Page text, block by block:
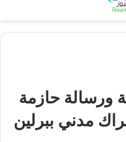
ورسالة حازمة
مدني ببرلين